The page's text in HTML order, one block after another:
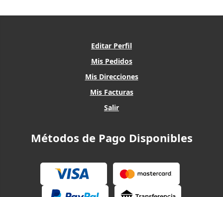
Editar Perfil
Mis Pedidos
Mis Direcciones
Mis Facturas
Salir
Métodos de Pago Disponibles